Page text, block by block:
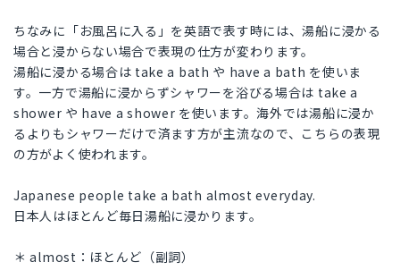
ちなみに「お風呂に入る」を英語で表す時には、湯船に浸かる
場合と浸からない場合で表現の仕方が変わります。
湯船に浸かる場合は take a bath や have a bath を使いま
す。一方で湯船に浸からずシャワーを浴びる場合は take a
shower や have a shower を使います。海外では湯船に浸か
るよりもシャワーだけで済ます方が主流なので、こちらの表現
の方がよく使われます。
Japanese people take a bath almost everyday.
日本人はほとんど毎日湯船に浸かります。
＊ almost：ほとんど（副詞）